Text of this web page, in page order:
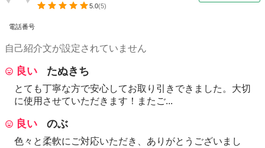
5.0(5)
電話番号
自己紹介文が設定されていません
良い たぬきち
とても丁寧な方で安心してお取り引きできました。大切
に使用させていただきます！またご...
良い のぶ
色々と柔軟にご対応いただき、ありがとうございまし